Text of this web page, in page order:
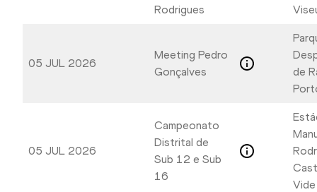
Rodrigues
05 JUL 2026
Meeting Pedro
Gonçalves
de
05 JUL 2026
Campeonato
Distrital de
Sub 12 e Sub
16